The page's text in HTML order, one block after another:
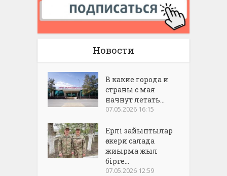
Новости
В какие города и
страны с мая
начнут летать...
07.05.2026 16:15
Ерлі зайыптылар
әскери салада
жиырма жыл
бірге...
07.05.2026 12:59